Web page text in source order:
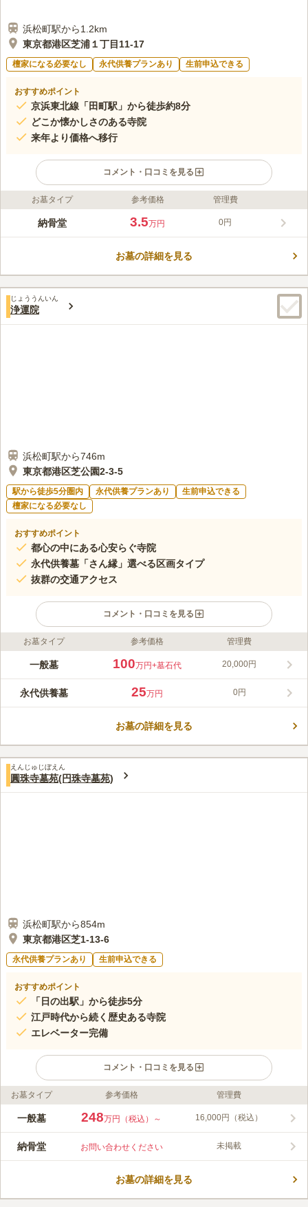
浜松町駅から1.2km
東京都港区芝浦１丁目11-17
檀家になる必要なし 永代供養プランあり 生前申込できる
おすすめポイント
京浜東北線「田町駅」から徒歩約8分
どこか懐かしさのある寺院
来年より価格へ移行
コメント・口コミを見る
ライフドット編集部のコメント
"清法山 東京徳純院 納骨堂は、港区芝浦にある中山身語正宗の寺
ます。 この寺院の住職は、都会にいることを忘れさせるような
届きやすくなっています。
口コミ評価
みんなの評価
50代男性
お墓タイプ 参考価格 管理費
納骨堂 3.5万円 0円
お墓の詳細を見る
じょううんいん
浄運院
浜松町駅から746m
東京都港区芝公園2-3-5
駅から徒歩5分圏内 永代供養プランあり
生前申込できる
檀家になる必要なし
おすすめポイント
都心の中にある心安らぐ寺院
永代供養墓「さん縁」選べる区画タイプ
抜群の交通アクセス
コメント・口コミを見る
ライフドット編集部のコメント
浄運院は、東京都港区芝に位置する増上寺山内寺院の一つで、都
は阿弥陀如来が安置され、心の安らぎと癒しを求める多くの方に
親しまれています。起立年代は不詳ながら、文化3年（1806）や
家、内藤家など名だたる大名の宿坊としての歴史も伝えられてい
歩約2分をはじめ、複数路線からのアクセスも良好で、気軽にお
参りいただける寺院です。
この霊園はまだ誰からも評価されていません。
お墓タイプ 参考価格 管理費
一般墓 100万円+墓石代 20,000円
永代供養墓 25万円 0円
お墓の詳細を見る
えんじゅじぼえん
圓珠寺墓苑(円珠寺墓苑)
浜松町駅から854m
東京都港区芝1-13-6
永代供養プランあり 生前申込できる
おすすめポイント
「日の出駅」から徒歩5分
江戸時代から続く歴史ある寺院
エレベーター完備
コメント・口コミを見る
ライフドット編集部のコメント
明治天皇、大正天皇の生母ゆかりの寺院。圓珠寺墓苑は、５駅６
霊園です。園内では、エレベーターを完備されどなたでも安心し
てご利用頂けます。また、法要施設から会食施設まであります。
墓地全体に可動式の屋根を採用しており、雨の日でも安心してお
この霊園はまだ誰からも評価されていません。
お墓タイプ 参考価格 管理費
一般墓 248万円（税込）～ 16,000円（税込）
納骨堂 お問い合わせください 未掲載
お墓の詳細を見る